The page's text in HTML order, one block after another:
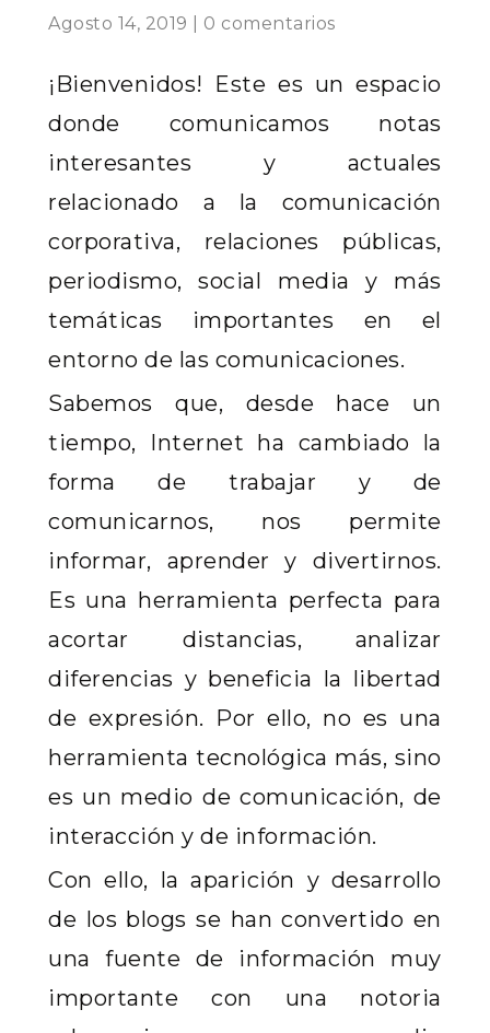
Agosto 14, 2019 | 0 comentarios
¡Bienvenidos! Este es un espacio
donde comunicamos notas
interesantes y actuales
relacionado a la comunicación
corporativa, relaciones públicas,
periodismo, social media y más
temáticas importantes en el
entorno de las comunicaciones.
Sabemos que, desde hace un
tiempo, Internet ha cambiado la
forma de trabajar y de
comunicarnos, nos permite
informar, aprender y divertirnos.
Es una herramienta perfecta para
acortar distancias, analizar
diferencias y beneficia la libertad
de expresión. Por ello, no es una
herramienta tecnológica más, sino
es un medio de comunicación, de
interacción y de información.
Con ello, la aparición y desarrollo
de los blogs se han convertido en
una fuente de información muy
importante con una notoria